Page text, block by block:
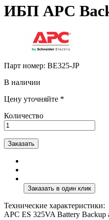
ИБП APC
Парт номер: BE325-JP
В наличии
Цену уточняйте *
Количество
Заказать
Технические характеристики:
APC ES 325VA Battery Backup